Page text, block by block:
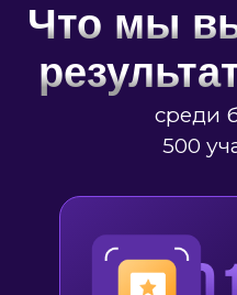
Что мы
среди
500